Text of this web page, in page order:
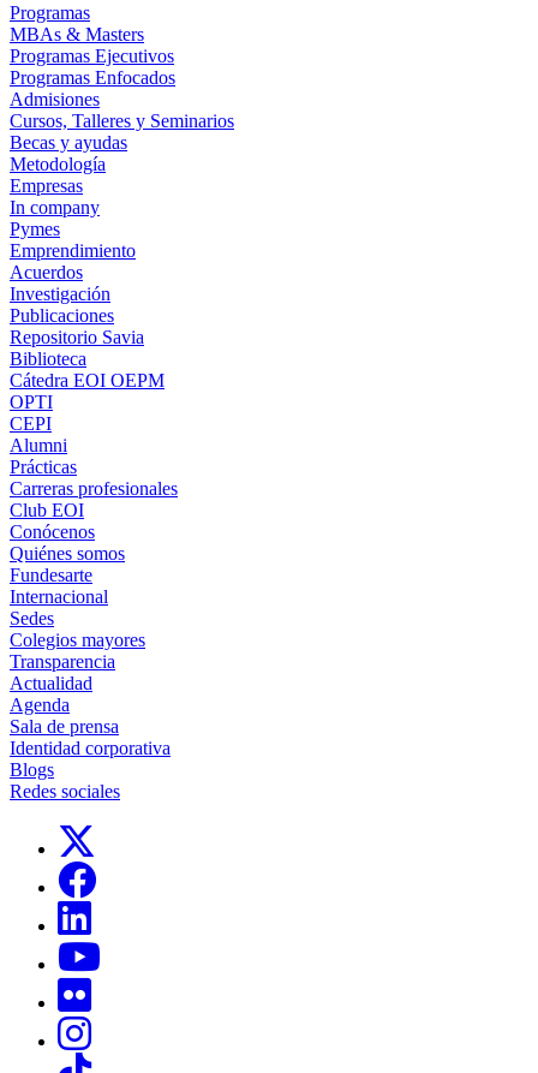
Programas
MBAs & Masters
Programas Ejecutivos
Programas Enfocados
Admisiones
Cursos, Talleres y Seminarios
Becas y ayudas
Metodología
Empresas
In company
Pymes
Emprendimiento
Acuerdos
Investigación
Publicaciones
Repositorio Savia
Biblioteca
Cátedra EOI OEPM
OPTI
CEPI
Alumni
Prácticas
Carreras profesionales
Club EOI
Conócenos
Quiénes somos
Fundesarte
Internacional
Sedes
Colegios mayores
Transparencia
Actualidad
Agenda
Sala de prensa
Identidad corporativa
Blogs
Redes sociales
Links, Opens in this window
Links, Opens in this window
Links, Opens in this window
Links, Opens in this window
Links, Opens in this window